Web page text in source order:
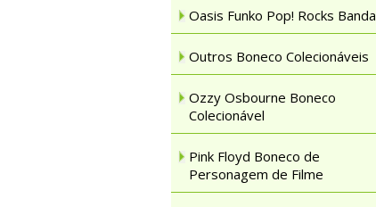
Oasis Funko Pop! Rocks Banda
Outros Boneco Colecionáveis
Ozzy Osbourne Boneco
Colecionável
Pink Floyd Boneco de
Personagem de Filme